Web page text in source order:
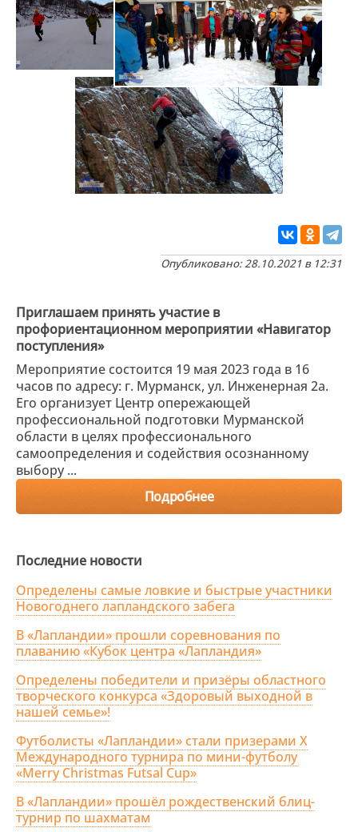
Опубликовано: 28.10.2021 в 12:31
Приглашаем принять участие в
профориентационном мероприятии «Навигатор
поступления»
Мероприятие состоится 19 мая 2023 года в 16
часов по адресу: г. Мурманск, ул. Инженерная 2а.
Его организует Центр опережающей
профессиональной подготовки Мурманской
области в целях профессионального
самоопределения и содействия осознанному
выбору ...
Подробнее
Последние новости
Определены самые ловкие и быстрые участники
Новогоднего лапландского забега
В «Лапландии» прошли соревнования по
плаванию «Кубок центра «Лапландия»
Определены победители и призёры областного
творческого конкурса «Здоровый выходной в
нашей семье»!
Футболисты «Лапландии» стали призерами X
Международного турнира по мини-футболу
«Merry Christmas Futsal Cup»
В «Лапландии» прошёл рождественский блиц-
турнир по шахматам